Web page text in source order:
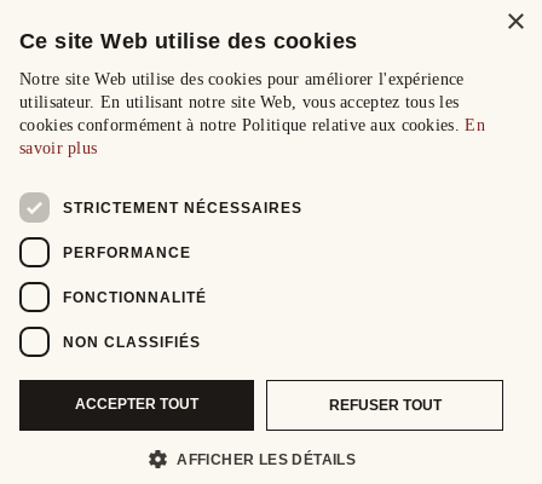
×
Ce site Web utilise des cookies
Notre site Web utilise des cookies pour améliorer l'expérience
utilisateur. En utilisant notre site Web, vous acceptez tous les
cookies conformément à notre Politique relative aux cookies.En
savoir plus
STRICTEMENT NÉCESSAIRES
PERFORMANCE
FONCTIONNALITÉ
NON CLASSIFIÉS
ACCEPTER TOUT REFUSER TOUT
AFFICHER LES DÉTAILS